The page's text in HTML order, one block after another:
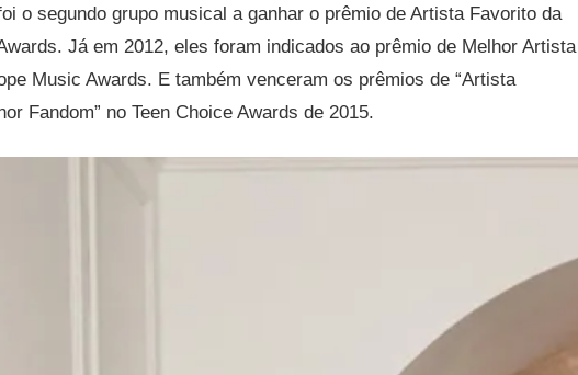
o segundo grupo musical a ganhar o prêmio de Artista Favorito da
Já em 2012, eles foram indicados ao prêmio de Melhor Artista
Music Awards. E também venceram os prêmios de “Artista
Fandom” no Teen Choice Awards de 2015.